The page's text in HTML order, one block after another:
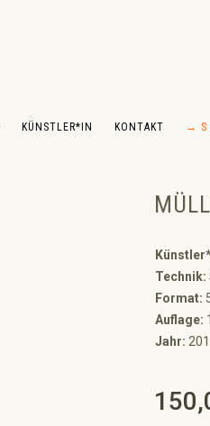
KÜNSTLER*IN KONTAKT → S
Technik:
Format:
Auflage:
Jahr: